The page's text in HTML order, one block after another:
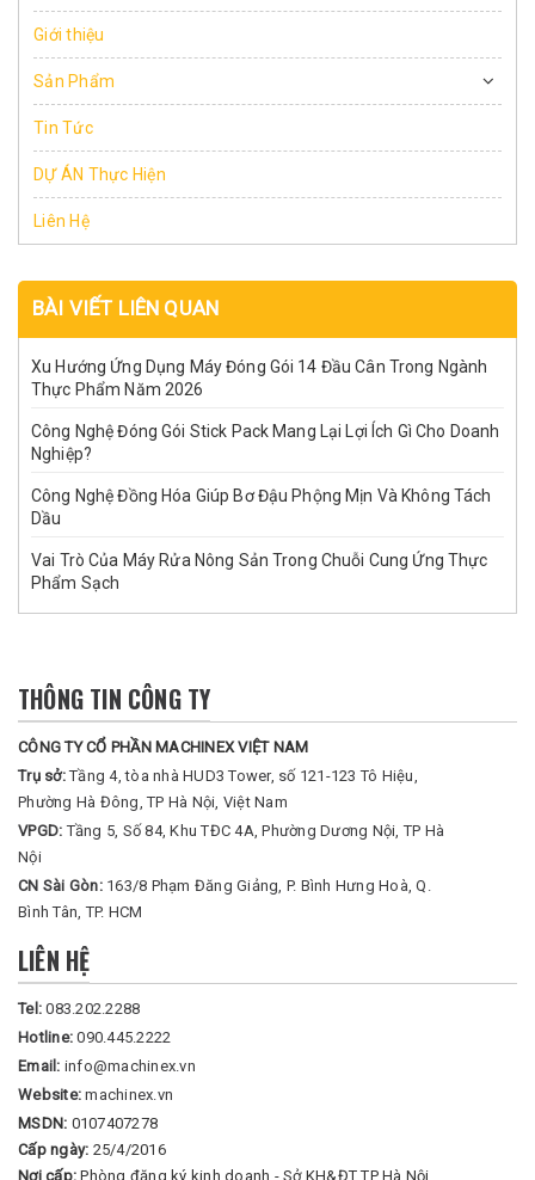
Giới thiệu
Sản Phẩm
Tin Tức
DỰ ÁN Thực Hiện
Liên Hệ
BÀI VIẾT LIÊN QUAN
Xu Hướng Ứng Dụng Máy Đóng Gói 14 Đầu Cân Trong Ngành
Thực Phẩm Năm 2026
Công Nghệ Đóng Gói Stick Pack Mang Lại Lợi Ích Gì Cho Doanh
Nghiệp?
Công Nghệ Đồng Hóa Giúp Bơ Đậu Phộng Mịn Và Không Tách
Dầu
Vai Trò Của Máy Rửa Nông Sản Trong Chuỗi Cung Ứng Thực
Phẩm Sạch
THÔNG TIN CÔNG TY
CÔNG TY CỔ PHẦN MACHINEX VIỆT NAM
Trụ sở:Tầng 4, tòa nhà HUD3 Tower, số 121-123 Tô Hiệu,
Phường Hà Đông, TP Hà Nội, Việt Nam
VPGD:Tầng 5, Số 84, Khu TĐC 4A, Phường Dương Nội, TP Hà
Nội
CN Sài Gòn: 163/8 Phạm Đăng Giảng, P. Bình Hưng Hoà, Q.
Bình Tân, TP. HCM
LIÊN HỆ
Tel:083.202.2288
Hotline:090.445.2222
Email: info@machinex.vn
Website:machinex.vn
MSDN: 0107407278
Cấp ngày: 25/4/2016
Nơi cấp:Phòng đăng ký kinh doanh - Sở KH&ĐT TP Hà Nội